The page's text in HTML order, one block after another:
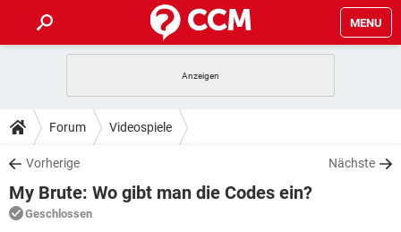
MENU
ANDROID
WINDOWS 10
WHATSAPP TIKTOK
FACEBOOK
TIPPS & TRICKS
SPIELE
WINDOWS 10
DOWNLOADS
SPIELE STREAMING
ANDROID
FORUM
Forum Videospiele
Vorherige Nächste
My Brute: Wo gibt man die Codes ein?
Geschlossen